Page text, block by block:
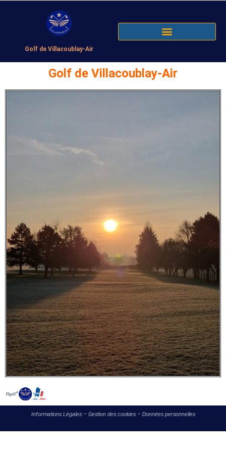
Golf de Villacoublay-Air
Golf de Villacoublay-Air
Informations Légales– Gestion des cookies– Données personnelles